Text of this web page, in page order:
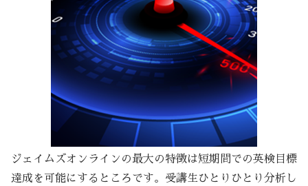
ジェイムズオンラインの最大の特徴は短期間での英検目標
達成を可能にするところです。受講生ひとりひとり分析し